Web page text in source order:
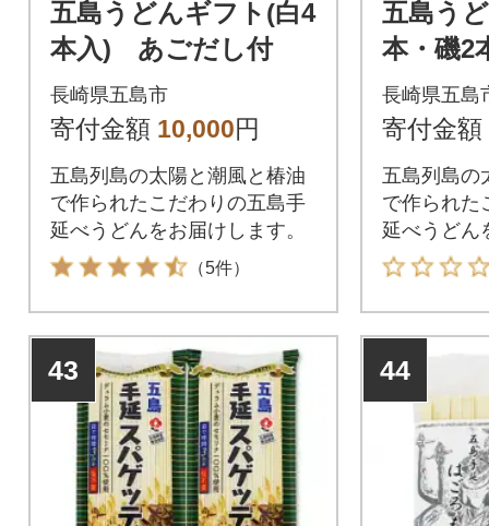
五島うどんギフト(白4
本入) あごだし付
長崎県五島市
寄付金額 10,000円
五島列島の太陽と潮風と椿油
で作られたこだわりの五島手
延べうどんをお届けします。
（5件）
五島う
本・磯
し付
長崎県五島
寄付金額
五島列島の
で作られた
延べうどん
43 44